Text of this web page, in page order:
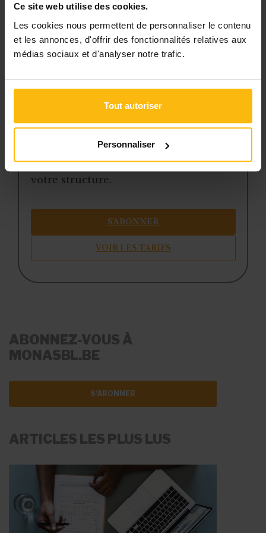
Ce site web utilise des cookies.
Les cookies nous permettent de personnaliser le contenu
et les annonces, d'offrir des fonctionnalités relatives aux
médias sociaux et d'analyser notre trafic.
Tout autoriser
Personnaliser
la veille sur les lois, règles et
jurisprudence
une boîte à outils avec des
modèles et ressources
une newsletter hebdomadaire
adaptée à vos besoins
Pour continuer la lecture, créez votre
compte (si ce n’est pas encore fait) et
choisissez la formule qui correspond à
votre structure.
S’ABONNER
VOIR LES TARIFS
ABONNEZ-VOUS À
MONASBL.BE
S'ABONNER
ARTICLES LES PLUS LUS